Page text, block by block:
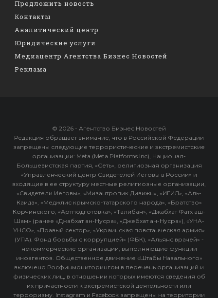
Предложить новость
Контакты
Аналитический центр
Юридические услуги
Медиацентр Агентства Бизнес Новостей
Реклама
© 2026 - Агентство Бизнес Новостей
Редакция обращает внимание, что в Российской Федерации
запрещены следующие террористические и экстремистские
организации: Meta (Meta Platforms Inc), Национал-
Большевистская партия, «Сеть», религиозная организация
«Управленческий центр Свидетелей Иеговы в России» и
входящие в ее структуру местные религиозные организации,
«Свидетели Иеговы», «Мизантропик Дивижн», «ИГИЛ», «Аль-
Каида», «Меджлис крымско-татарского народа», «Братство»
Корчинского, «Артподготовка», «Талибан», «Джабхат Фатх аш-
Шам» (ранее «Джабхат ан-Нусра», «Джебхат ан-Нусра»), «УНА-
УНСО», «Правый сектор», «Украинская повстанческая армия»
(УПА). Фонд борьбы с коррупцией» (ФБК), «Альянс врачей» -
некоммерческие организации, выполняющие функции
иноагентов. Общественное движение «Штабы Навального»
включено Росфинмониторингом в перечень организаций и
физических лиц, в отношении которых имеются сведения об
их причастности к экстремистской деятельности или
терроризму. Instagram и Facebook запрещены на территории